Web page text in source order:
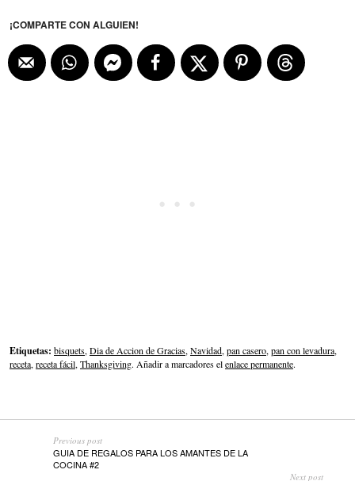
¡COMPARTE CON ALGUIEN!
Etiquetas: bisquets, Dia de Accion de Gracias, Navidad, pan casero, pan con levadura,
receta, receta fácil, Thanksgiving. Añadir a marcadores elenlace permanente.
Previous post
GUIA DE REGALOS PARA LOS AMANTES DE LA
COCINA #2
Next post